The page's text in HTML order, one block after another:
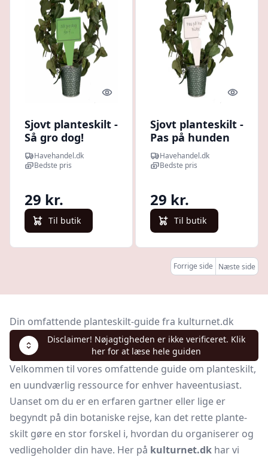
Quick look
Sjovt planteskilt -
Så gro dog!
Havehandel.dk
Bedste pris
29 kr.
Til butik
Quick
Sjovt planteskilt -
Pas på hunden
bider
Havehandel.dk
Bedste pris
29 kr.
Til butik
Forrige side Næste side
Din omfattende planteskilt-guide fra kulturnet.dk
Disclaimer! Nøjagtigheden er ikke verificeret. Klik
her for at læse hele guiden
Velkommen til vores omfattende guide om planteskilt,
en uundværlig ressource for enhver haveentusiast.
Uanset om du er en erfaren gartner eller lige er
begyndt på din botaniske rejse, kan det rette plante-
skilt gøre en stor forskel i, hvordan du organiserer og
vedligeholder din have. Her på kulturnet.dk har vi